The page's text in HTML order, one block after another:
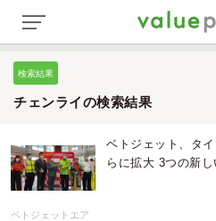
検索結果
チェンライの検索結果
ベトジェット、タ
らに拡大 3つの新
ベトジェットエア